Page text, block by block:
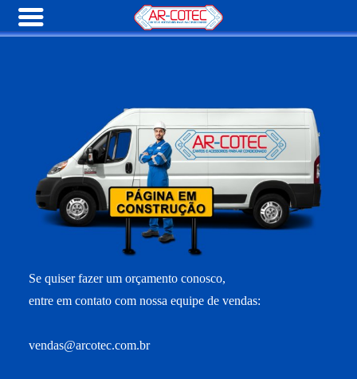
Se quiser fazer um orçamento conosco,
entre em contato com nossa equipe de vendas:
vendas@arcotec.com.br